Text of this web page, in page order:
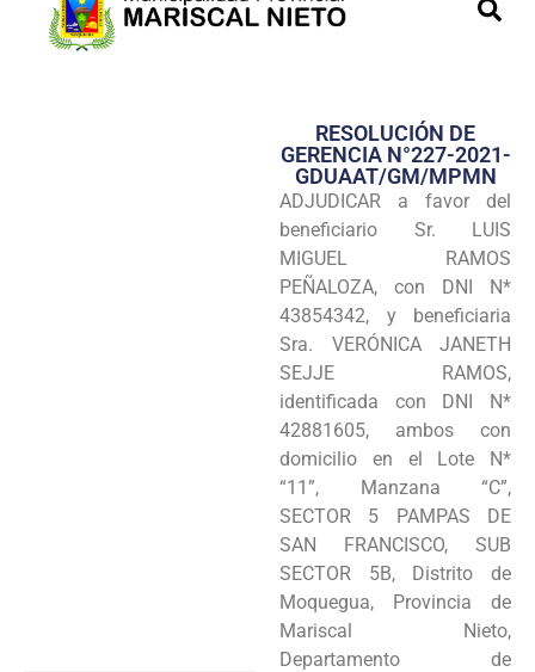
Transparencia
Seguridad
Programas
Intranet
RESOLUCIÓN DE
GERENCIA N°227-2021-
GDUAAT/GM/MPMN
ADJUDICAR a favor del
beneficiario Sr. LUIS
MIGUEL RAMOS
PEÑALOZA, con DNI N*
43854342, y beneficiaria
Sra. VERÓNICA JANETH
SEJJE RAMOS,
identificada con DNI N*
42881605, ambos con
domicilio en el Lote N*
“11”, Manzana “C”,
SECTOR 5 PAMPAS DE
SAN FRANCISCO, SUB
SECTOR 5B, Distrito de
Moquegua, Provincia de
Mariscal Nieto,
Departamento de